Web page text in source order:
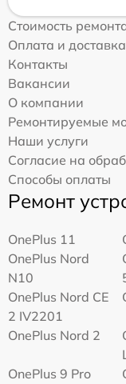
Стоимость
Оплата и доставка
Контакты
Вакансии
О компании
Ремонтируемые
Наши услуги
Согласие на
Способы оплаты
Ремонт
OnePlus 11
OnePlus Nord
N10
OnePlus Nord CE
2 IV2201
OnePlus Nord 2
OnePlus 9 Pro